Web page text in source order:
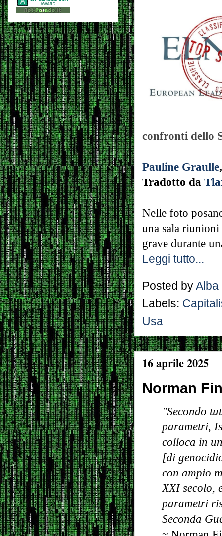
confronti dello
Pauline Graulle
Tradotto da
Nelle foto
una sala riunioni
grave durante
Leggi tutto...
Posted by Alba
Labels:
Usa
16 aprile 2025
Norman
"Secondo
parametri,
colloca in
[di
con ampio
XXI secolo,
parametri
Seconda